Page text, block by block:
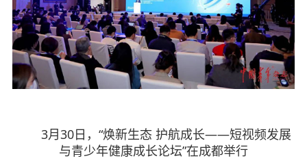
3月30日，“焕新生态 护航成长——短视频发展
与青少年健康成长论坛”在成都举行